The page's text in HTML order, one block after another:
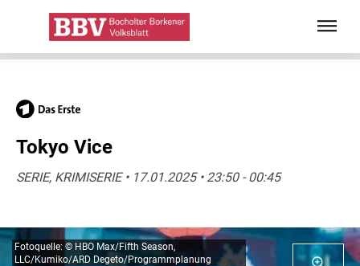
Tokyo Vice
SERIE, KRIMISERIE • 17.01.2025 • 23:50 - 00:45
Fotoquelle: © HBO Max/Fifth Season,
LLC/Kumiko/ARD Degeto/Programmplanung